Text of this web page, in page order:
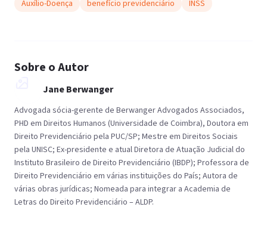
Auxílio-Doença
benefício previdenciário INSS
Sobre o Autor
Jane Berwanger
Advogada sócia-gerente de Berwanger Advogados Associados,
PHD em Direitos Humanos (Universidade de Coimbra), Doutora em
Direito Previdenciário pela PUC/SP; Mestre em Direitos Sociais
pela UNISC; Ex-presidente e atual Diretora de Atuação Judicial do
Instituto Brasileiro de Direito Previdenciário (IBDP); Professora de
Direito Previdenciário em várias instituições do País; Autora de
várias obras jurídicas; Nomeada para integrar a Academia de
Letras do Direito Previdenciário – ALDP.